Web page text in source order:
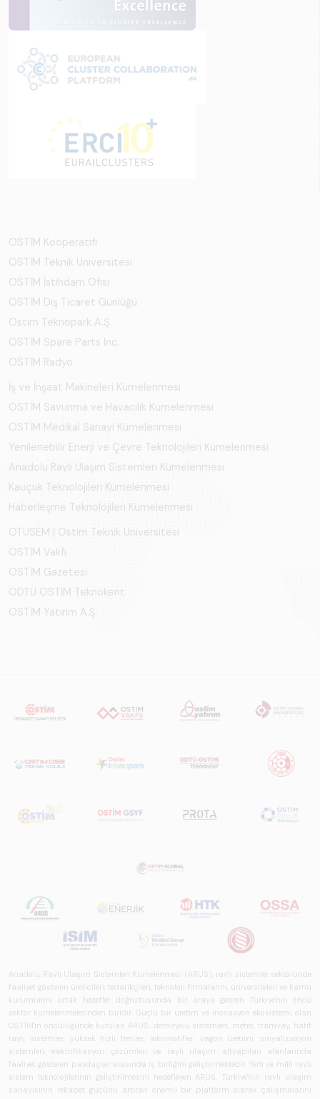
OSTİM Kooperatifi
OSTİM Teknik Üniversitesi
OSTİM İstihdam Ofisi
OSTİM Dış Ticaret Günlüğü
Ostim Teknopark A.Ş.
OSTİM Spare Parts Inc.
OSTİM Radyo
İş ve İnşaat Makineleri Kümelenmesi
OSTİM Savunma ve Havacılık Kümelenmesi
OSTİM Medikal Sanayi Kümelenmesi
Yenilenebilir Enerji ve Çevre Teknolojileri Kümelenmesi
Anadolu Raylı Ulaşım Sistemleri Kümelenmesi
Kauçuk Teknolojileri Kümelenmesi
Haberleşme Teknolojileri Kümelenmesi
OTÜSEM | Ostim Teknik Üniversitesi
OSTİM Vakfı
OSTİM Gazetesi
ODTÜ OSTİM Teknokent
OSTİM Yatırım A.Ş.
Anadolu Raylı Ulaşım Sistemleri Kümelenmesi (ARUS), raylı sistemler sektöründe
faaliyet gösteren üreticileri, tedarikçileri, teknoloji firmalarını, üniversiteleri ve kamu
kurumlarını ortak hedefler doğrultusunda bir araya getiren Türkiye'nin öncü
sektör kümelenmelerinden biridir. Güçlü bir üretim ve inovasyon ekosistemi olan
OSTİM'in öncülüğünde kurulan ARUS; demiryolu sistemleri, metro, tramvay, hafif
raylı sistemler, yüksek hızlı trenler, lokomotifler, vagon üretimi, sinyalizasyon
sistemleri, elektrifikasyon çözümleri ve raylı ulaşım altyapıları alanlarında
faaliyet gösteren paydaşlar arasında iş birliğini geliştirmektedir. Yerli ve milli raylı
sistem teknolojilerinin geliştirilmesini hedefleyen ARUS, Türkiye'nin raylı ulaşım
sanayisinin rekabet gücünü artıran önemli bir platform olarak çalışmalarını